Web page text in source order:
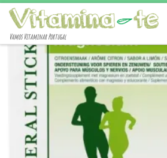
Vamos Vitaminar Portugal